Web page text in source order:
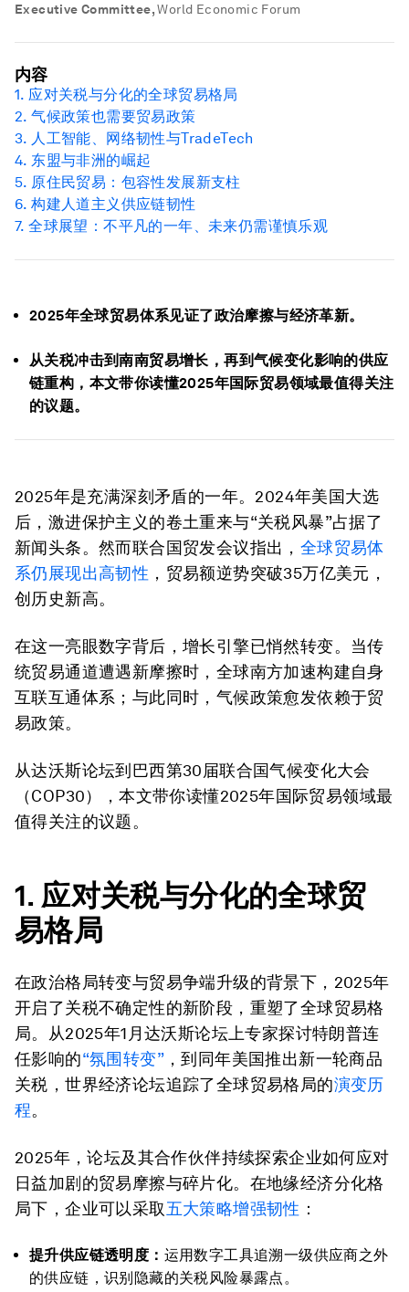
Executive Committee, World Economic Forum
2025年全球贸易体系见证了政治摩擦与经济革新。
从关税冲击到南南贸易增长，再到气候变化影响的供应
链重构，本文带你读懂2025年国际贸易领域最值得关注
的议题。
2025年是充满深刻矛盾的一年。2024年美国大选
后，激进保护主义的卷土重来与“关税风暴”占据了
新闻头条。然而联合国贸发会议指出， 全球贸易体
系仍展现出高韧性 ，贸易额逆势突破35万亿美元，
创历史新高。
在这一亮眼数字背后，增长引擎已悄然转变。当传
统贸易通道遭遇新摩擦时，全球南方加速构建自身
互联互通体系；与此同时，气候政策愈发依赖于贸
易政策。
从达沃斯论坛到巴西第30届联合国气候变化大会
（COP30），本文带你读懂2025年国际贸易领域最
值得关注的议题。
1. 应对关税与分化的全球贸
易格局
在政治格局转变与贸易争端升级的背景下，2025年
开启了关税不确定性的新阶段，重塑了全球贸易格
局。从2025年1月达沃斯论坛上专家探讨特朗普连
任影响的“氛围转变” ，到同年美国推出新一轮商品
关税，世界经济论坛追踪了全球贸易格局的演变历
程。
2025年，论坛及其合作伙伴持续探索企业如何应对
日益加剧的贸易摩擦与碎片化。在地缘经济分化格
局下，企业可以采取五大策略增强韧性 ：
提升供应链透明度： 运用数字工具追溯一级供应商之外
的供应链，识别隐藏的关税风险暴露点。
内容
1. 应对关税与分化的全球贸易格局
2. 气候政策也需要贸易政策
3. 人工智能、网络韧性与TradeTech
4. 东盟与非洲的崛起
5. 原住民贸易：包容性发展新支柱
6.构建人道主义供应链韧性
7. 全球展望：不平凡的一年、未来仍需谨慎乐观